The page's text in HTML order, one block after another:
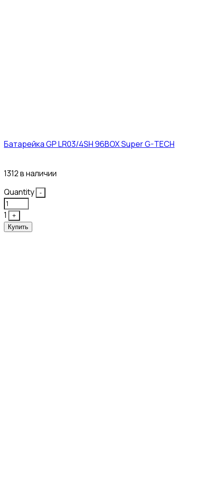
Батарейка GP LR03/4SH 96BOX Super G-TECH
1312 в наличии
Quantity
-
1
+
Купить